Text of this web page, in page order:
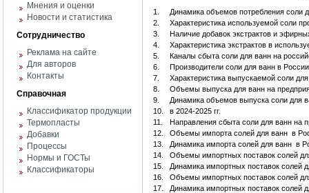
Мнения и оценки
Новости и статистика
Сотрудничество
Реклама на сайте
Для авторов
Контакты
Справочная
Классификатор продукции
Термопласты
Добавки
Процессы
Нормы и ГОСТы
Классификаторы
1.
Динамика объемов потребления соли
2.
Характеристика используемой соли
3.
Наличие добавок экстрактов и
4.
Характеристика экстрактов в
5.
Каналы сбыта соли для ванн на
6.
Производители соли для ванн в России
7.
Характеристика выпускаемой соли
8.
Объемы выпуска для ванн на
9.
Динамика объемов выпуска соли для
10.
в 2024-2025 гг.
11.
Направления сбыта соли для ванн на
12.
Объемы импорта солей для ванн в
13.
Динамика импорта солей для ванн в
14.
Объемы импортных поставок солей
15.
Динамика импортных поставок
16.
Объемы импортных поставок солей
17.
Динамика импортных поставок солей